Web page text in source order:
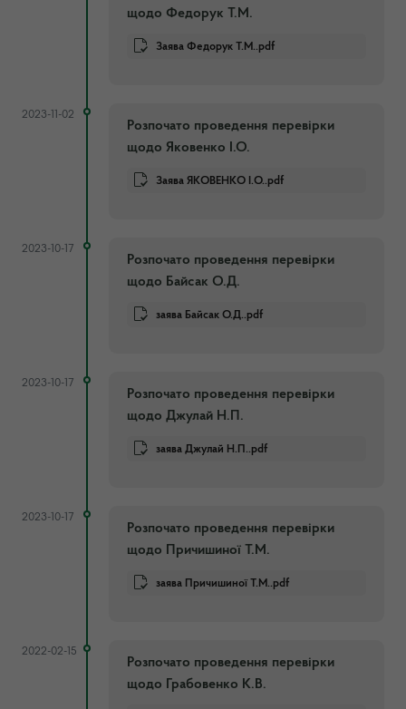
щодо Федорук Т.М.
Заява Федорук Т.М..pdf
2023-11-02
Розпочато проведення перевірки
щодо Яковенко І.О.
Заява ЯКОВЕНКО І.О..pdf
2023-10-17
Розпочато проведення перевірки
щодо Байсак О.Д.
заява Байсак О.Д..pdf
2023-10-17
Розпочато проведення перевірки
щодо Джулай Н.П.
заява Джулай Н.П..pdf
2023-10-17
Розпочато проведення перевірки
щодо Причишиної Т.М.
заява Причишиної Т.М..pdf
2022-02-15
Розпочато проведення перевірки
щодо Грабовенко К.В.